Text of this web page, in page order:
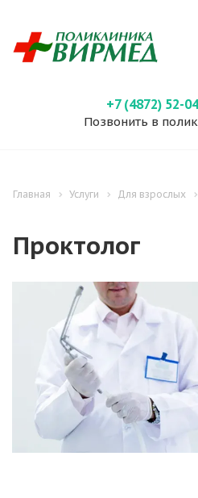
+7 (4872) 52-
Позвонить в
Главная Услуги Для взрослых
Проктолог